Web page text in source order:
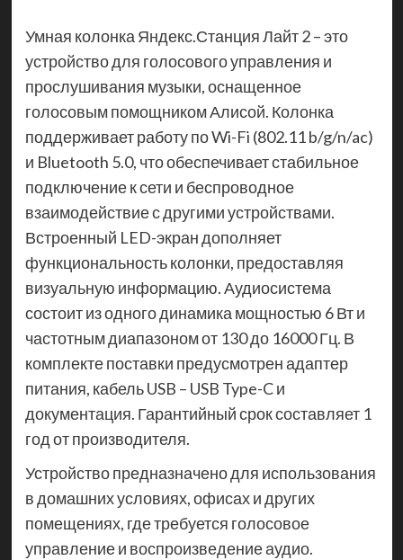
Умная колонка Яндекс.Станция Лайт 2 – это
устройство для голосового управления и
прослушивания музыки, оснащенное
голосовым помощником Алисой. Колонка
поддерживает работу по Wi-Fi (802.11 b/g/n/ac)
и Bluetooth 5.0, что обеспечивает стабильное
подключение к сети и беспроводное
взаимодействие с другими устройствами.
Встроенный LED-экран дополняет
функциональность колонки, предоставляя
визуальную информацию. Аудиосистема
состоит из одного динамика мощностью 6 Вт и
частотным диапазоном от 130 до 16000 Гц. В
комплекте поставки предусмотрен адаптер
питания, кабель USB – USB Type-C и
документация. Гарантийный срок составляет 1
год от производителя.
Устройство предназначено для использования
в домашних условиях, офисах и других
помещениях, где требуется голосовое
управление и воспроизведение аудио.